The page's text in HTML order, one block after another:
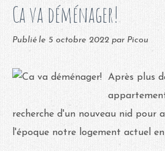
Ca va déménager!
Publié le 5 octobre 2022 par Picou
Après plus
recherche d'un nouveau nid pour
l'époque notre logement actuel